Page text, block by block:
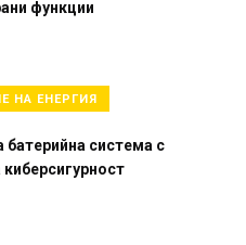
функции
НА ЕНЕРГИЯ
батерийна система с
киберсигурност